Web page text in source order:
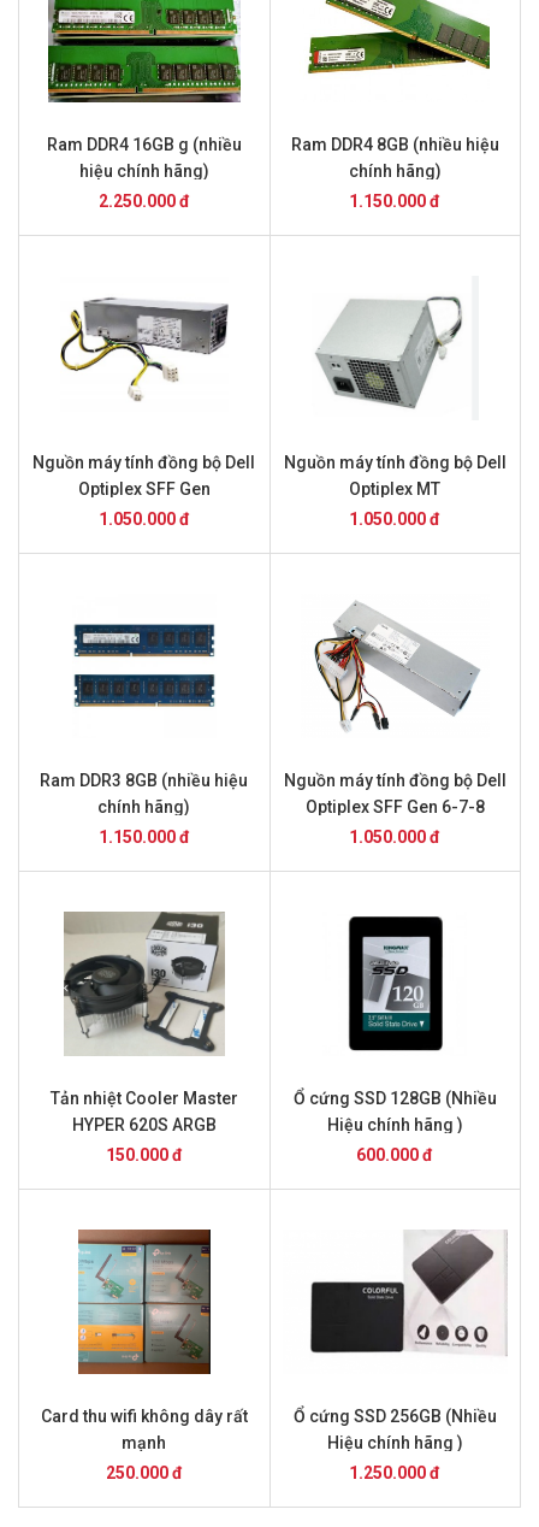
Ram DDR4 16GB g (nhiều
hiệu chính hãng)
2.250.000 đ
Ram DDR4 8GB (nhiều hiệu
chính hãng)
1.150.000 đ
Nguồn máy tính đồng bộ Dell
Optiplex SFF Gen
1.050.000 đ
Nguồn máy tính đồng bộ Dell
Optiplex MT
1.050.000 đ
Ram DDR3 8GB (nhiều hiệu
chính hãng)
1.150.000 đ
Nguồn máy tính đồng bộ Dell
Optiplex SFF Gen 6-7-8
1.050.000 đ
Tản nhiệt Cooler Master
HYPER 620S ARGB
150.000 đ
Ổ cứng SSD 128GB (Nhiều
Hiệu chính hãng )
600.000 đ
Card thu wifi không dây rất
mạnh
250.000 đ
Ổ cứng SSD 256GB (Nhiều
Hiệu chính hãng )
1.250.000 đ